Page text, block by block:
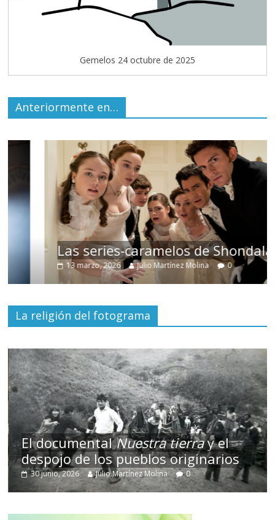
Gemelos 24 octubre de 2025
Anteriormente en…
Las series-caramelos de Shondaland
13 marzo, 2026 Julio Martínez Molina 0
La religión del fotograma
El documentalNuestra tierray el
despojo de los pueblos originarios
30 junio, 2026 Julio Martínez Molina 0